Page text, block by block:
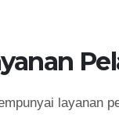
layanan